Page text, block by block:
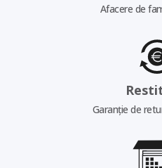
Afacere de
Garanție de